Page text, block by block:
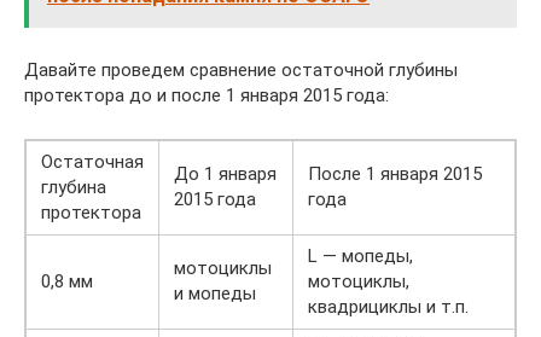
Давайте проведем сравнение остаточной глубины
протектора до и после 1 января 2015 года:
Остаточная
глубина
протектора
До 1 января
2015 года
После 1 января 2015
года
0,8 мм
мотоциклы
и мопеды
L — мопеды,
мотоциклы,
квадрициклы и т.п.